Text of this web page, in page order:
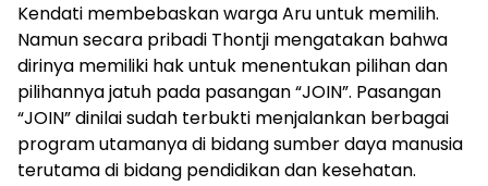
Kendati membebaskan warga Aru untuk memilih.
Namun secara pribadi Thontji mengatakan bahwa
dirinya memiliki hak untuk menentukan pilihan dan
pilihannya jatuh pada pasangan “JOIN”. Pasangan
“JOIN” dinilai sudah terbukti menjalankan berbagai
program utamanya di bidang sumber daya manusia
terutama di bidang pendidikan dan kesehatan.